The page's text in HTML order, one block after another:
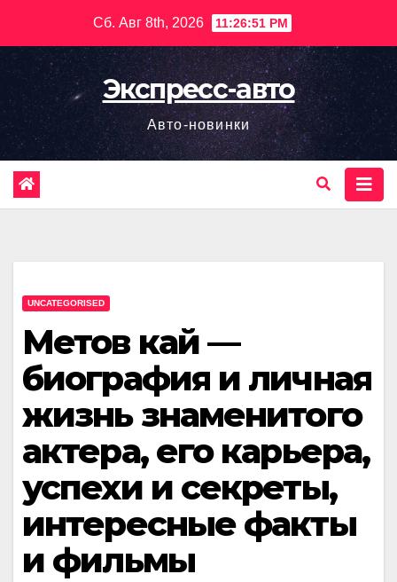
содержимому
Сб. Авг 8th, 2026 11:26:52 PM
Экспресс-авто
Авто-новинки
UNCATEGORISED
Метов кай —
биография и личная
жизнь знаменитого
актера, его карьера,
успехи и секреты,
интересные факты
и фильмы